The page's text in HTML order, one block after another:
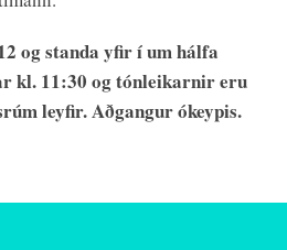
og standa yfir í um hálfa
kl. 11:30 og tónleikarnir eru
leyfir. Aðgangur ókeypis.